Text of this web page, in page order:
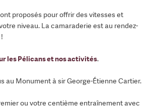
proposés pour offrir des vitesses et
niveau. La camaraderie est au rendez-
les Pélicans et nos activités.
au Monument à sir George-Étienne Cartier.
ou votre centième entraînement avec